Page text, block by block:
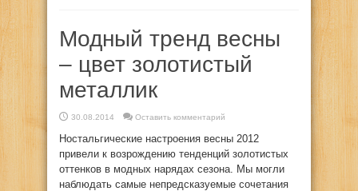
Модный тренд весны
– цвет золотистый
металлик
30.08.2014 Оставить комментарий
Ностальгические настроения весны 2012
привели к возрождению тенденций золотистых
оттенков в модных нарядах сезона. Мы могли
наблюдать самые непредсказуемые сочетания